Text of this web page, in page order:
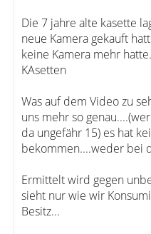
Die 7 jahre alte kasette
neue Kamera gekauft
keine Kamera mehr
KAsetten
Was auf dem Video zu
uns mehr so
da ungefähr 15) es hat
bekommen....weder bei
Ermittelt wird gegen
sieht nur wie wir
Besitz...